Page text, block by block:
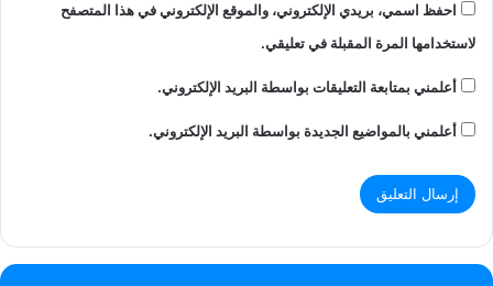
احفظ اسمي، بريدي الإلكتروني، والموقع الإلكتروني في هذا المتصفح
لاستخدامها المرة المقبلة في تعليقي.
أعلمني بمتابعة التعليقات بواسطة البريد الإلكتروني.
أعلمني بالمواضيع الجديدة بواسطة البريد الإلكتروني.